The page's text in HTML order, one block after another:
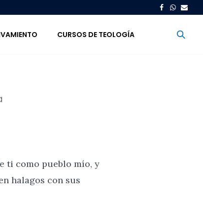
CURSOS DE TEOLOGÍA
ti como pueblo mío, y
halagos con sus